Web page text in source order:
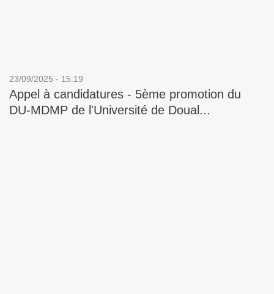
23/09/2025 - 15:19
Appel à candidatures - 5ème promotion du
DU-MDMP de l'Université de Doual...